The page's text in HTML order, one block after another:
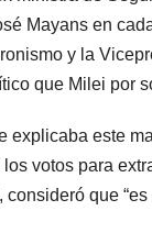
Mayans en
y la
que Milei por
explicaba este
votos para
que